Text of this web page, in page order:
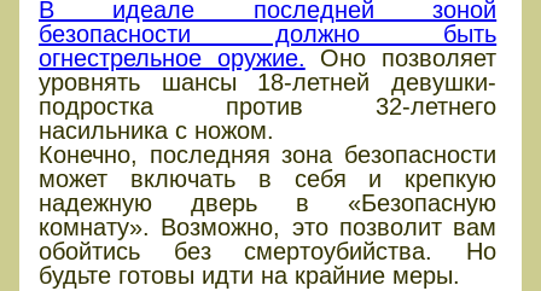
В идеале последней зоной
безопасности должно быть
огнестрельное оружие. Оно позволяет
уровнять шансы 18-летней девушки-
подростка против 32-летнего
насильника с ножом.
Конечно, последняя зона безопасности
может включать в себя и крепкую
надежную дверь в «Безопасную
комнату». Возможно, это позволит вам
обойтись без смертоубийства. Но
будьте готовы идти на крайние меры.